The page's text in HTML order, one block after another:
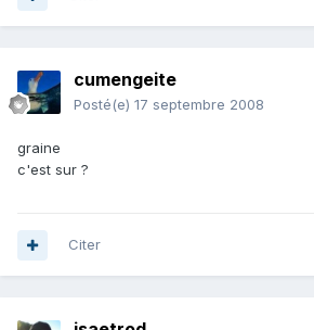
cumengeite
Posté(e) 17 septembre 2008
graine
c'est sur ?
Citer